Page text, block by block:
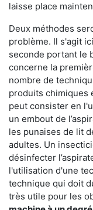
laisse place
Deux méthodes
problème. Il s'agit
seconde portant le
concerne la
nombre de
produits chimiques
peut consister en
un embout de
les punaises de lit
adultes. Un
désinfecter
l'utilisation d'une
technique qui doit
très utile pour les